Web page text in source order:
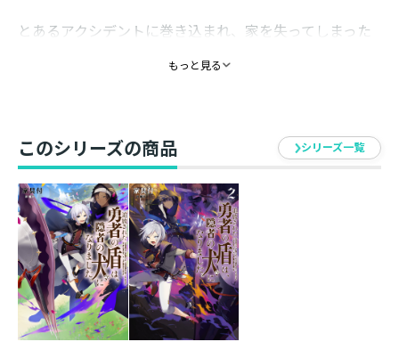
とあるアクシデントに巻き込まれ、家を失ってしまった
との信頼を深めていき、孤独で寂しい隠者の側にいると
「宵闇蛍草」を求めて迷宮に入ることに。順調に迷宮を
進んでいると思いきや、通常では考えられない強さの魔
物と遭遇する。
少女は隠者のため、果敢に立ち向かう。だが、戦いの末
に待っていたのは予想外の結末で……？
隠者と子犬が急接近！？胸がキュンとする主従ファンタ
ジー第２弾！
もっと見る
このシリーズの商品 シリーズ一覧